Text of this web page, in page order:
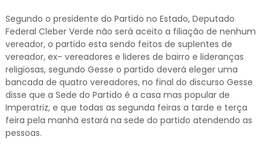
Segundo o presidente do Partido no Estado, Deputado
Federal Cleber Verde não será aceito a filiação de nenhum
vereador, o partido esta sendo feitos de suplentes de
vereador, ex- vereadores e lideres de bairro e lideranças
religiosas, segundo Gesse o partido deverá eleger uma
bancada de quatro vereadores, no final do discurso Gesse
disse que a Sede do Partido é a casa mas popular de
Imperatriz, e que todas as segunda feiras a tarde e terça
feira pela manhã estará na sede do partido atendendo as
pessoas.